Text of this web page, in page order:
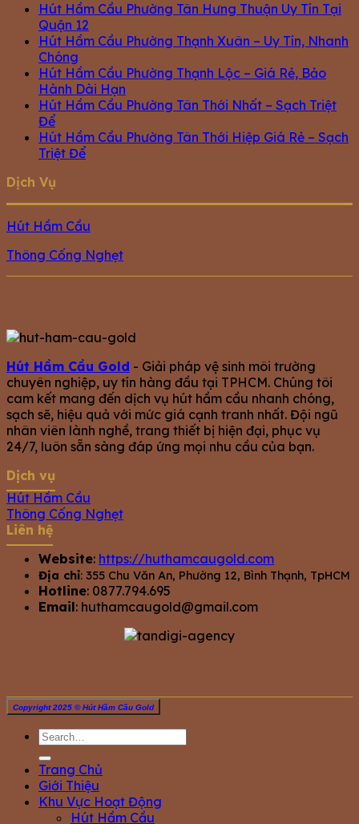
Hút Hầm Cầu Phường Tân Hưng Thuận Uy Tín Tại
Quận 12
Hút Hầm Cầu Phường Thạnh Xuân – Uy Tín, Nhanh
Chóng
Hút Hầm Cầu Phường Thạnh Lộc – Giá Rẻ, Bảo
Hành Dài Hạn
Hút Hầm Cầu Phường Tân Thới Nhất – Sạch Triệt
Để
Hút Hầm Cầu Phường Tân Thới Hiệp Giá Rẻ – Sạch
Triệt Để
Dịch Vụ
Hút Hầm Cầu
Thông Cống Nghẹt
Hút Hầm Cầu Gold - Giải pháp vệ sinh môi trường
chuyên nghiệp, uy tín hàng đầu tại TPHCM. Chúng tôi
cam kết mang đến dịch vụ hút hầm cầu nhanh chóng,
sạch sẽ, hiệu quả với mức giá cạnh tranh nhất. Đội ngũ
nhân viên lành nghề, trang thiết bị hiện đại, phục vụ
24/7, luôn sẵn sàng đáp ứng mọi nhu cầu của bạn.
Dịch vụ
Hút Hầm Cầu
Thông Cống Nghẹt
Liên hệ
Website: https://huthamcaugold.com
Địa chỉ: 355 Chu Văn An, Phường 12, Bình Thạnh, TpHCM
Hotline: 0877.794.695
Email: huthamcaugold@gmail.com
Copyright 2025 © Hút Hầm Cầu Gold
Trang Chủ
Giới Thiệu
Khu Vực Hoạt Động
Hút Hầm Cầu